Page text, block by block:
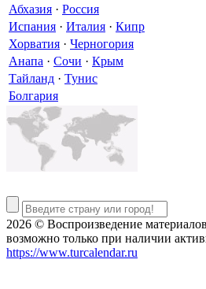
Абхазия · Россия
Испания · Италия · Кипр
Хорватия · Черногория
Анапа · Сочи · Крым
Тайланд · Тунис
Болгария
2026 © Воспроизведение
возможно только при наличии
https://www.turcalendar.ru